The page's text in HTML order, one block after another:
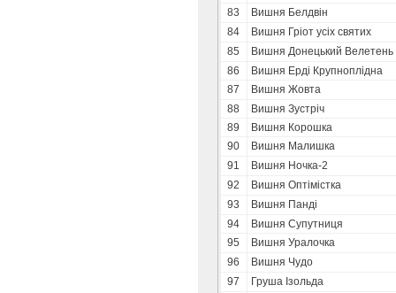
83
Вишня Белдвін
84
Вишня Гріот усіх святих
85
Вишня Донецький Велетень
86
Вишня Ерді Крупноплідна
87
Вишня Жовта
88
Вишня Зустріч
89
Вишня Корошка
90
Вишня Малишка
91
Вишня Ночка-2
92
Вишня Оптімістка
93
Вишня Панді
94
Вишня Супутниця
95
Вишня Уралочка
96
Вишня Чудо
97
Груша Ізольда